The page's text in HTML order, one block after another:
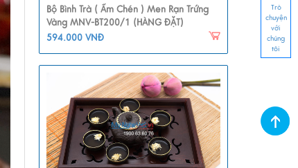
Bộ Bình Trà ( Ấm Chén ) Men Rạn Trứng
Vàng MNV-BT200/1 (HÀNG ĐẶT)
594.000 VNĐ
Trò
chuyện
với
chúng
tôi